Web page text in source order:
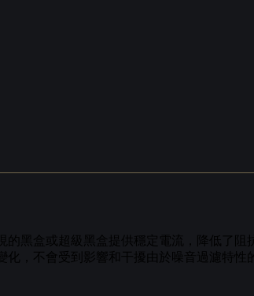
的黑盒或超級黑盒提供穩定電流，降低了
化，不會受到影響和干擾由於噪音過濾特性